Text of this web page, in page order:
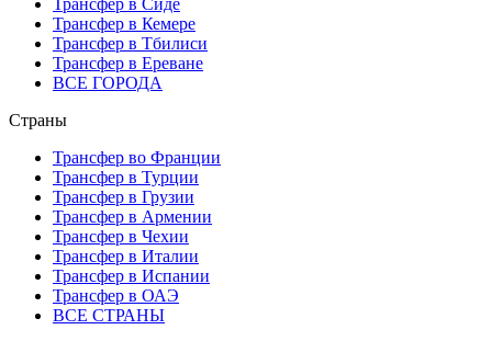
Трансфер в Кемере
Трансфер в Тбилиси
Трансфер в Ереване
ВСЕ ГОРОДА
Страны
Трансфер во Франции
Трансфер в Турции
Трансфер в Грузии
Трансфер в Армении
Трансфер в Чехии
Трансфер в Италии
Трансфер в Испании
Трансфер в ОАЭ
ВСЕ СТРАНЫ